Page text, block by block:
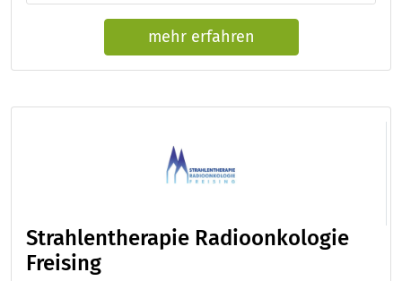
mehr erfahren
Strahlentherapie Radioonkologie
Freising